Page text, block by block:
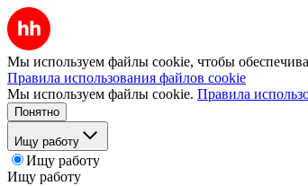
Мы используем файлы cookie, чтобы
Правила использования файлов cookie
Мы используем файлы cookie. Правила
Понятно
Ищу работу
Ищу работу
Ищу работу